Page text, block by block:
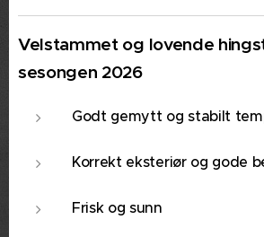
Velstammet og lovende
sesongen 2026
Godt gemytt og stabilt
Korrekt eksteriør og gode
Frisk og sunn